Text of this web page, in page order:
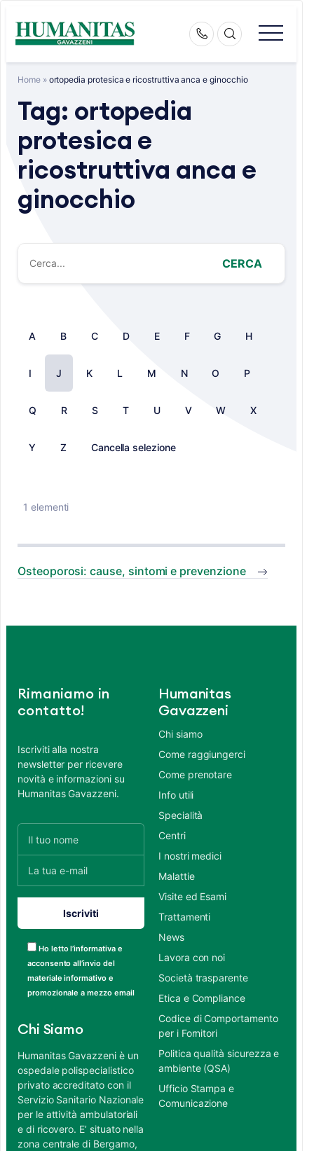
content
Home» ortopedia protesica e ricostruttiva anca e ginocchio
Tag: ortopedia
protesica e
ricostruttiva anca e
ginocchio
CERCA
A B C D E F G H
I J K L M N O P
Q R S T U V W X
Y Z Cancella selezione
1 elementi
Osteoporosi: cause, sintomi e prevenzione
Rimaniamo in
contatto!
Iscriviti alla nostra
newsletter per ricevere
novità e informazioni su
Humanitas Gavazzeni.
Ho letto l’informativa e
acconsento all’invio del
materiale informativo e
promozionale a mezzo email
Chi Siamo
Humanitas Gavazzeni è un
ospedale polispecialistico
privato accreditato con il
Servizio Sanitario Nazionale
per le attività ambulatoriali
e di ricovero. E’ situato nella
zona centrale di Bergamo,
Humanitas
Gavazzeni
Chi siamo
Come raggiungerci
Come prenotare
Info utili
Specialità
Centri
I nostri medici
Malattie
Visite ed Esami
Trattamenti
News
Lavora con noi
Società trasparente
Etica e Compliance
Codice di Comportamento
per i Fornitori
Politica qualità sicurezza e
ambiente (QSA)
Ufficio Stampa e
Comunicazione